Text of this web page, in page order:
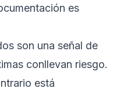
es
son una señal de
conllevan riesgo.
está